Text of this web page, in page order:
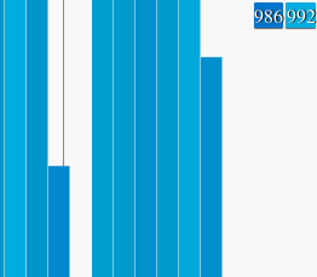
986992